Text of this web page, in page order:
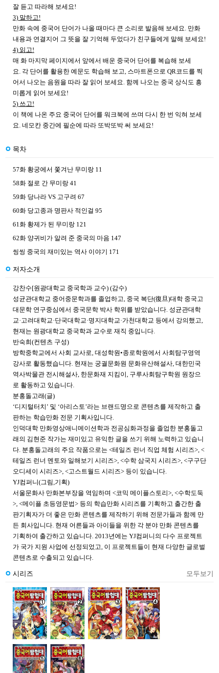
잘 듣고 따라해 보세요!
3) 말하고!
만화 속에 중국어 단어가 나올 때마다 큰 소리로 발음해 보세요. 만화
내용과 연결지어 그 뜻을 잘 기억해 두었다가 친구들에게 말해 보세요!
4) 읽고!
매 화 마지막 페이지에서 앞에서 배운 중국어 단어를 복습해 보세
요. 각 단어를 활용한 예문도 학습해 보고, 스마트폰으로 QR코드를 찍
어서 나오는 음원을 따라 잘 읽어 보세요. 함께 나오는 중국 상식도 흥
미롭게 읽어 보세요!
5) 쓰고!
이 책에 나온 주요 중국어 단어를 워크북에 쓰며 다시 한 번 익혀 보세
요. 네모칸 중간에 필순에 따라 또박또박 써 보세요!
목차
57화 황궁에서 쫓겨난 무미랑 11
58화 절로 간 무미랑 41
59화 당나라 VS 고구려 67
60화 당고종과 명판사 적인걸 95
61화 황제가 된 무미랑 121
62화 양귀비가 알려 준 중국의 마음 147
씽씽 중국의 재미있는 역사 이야기 171
저자소개
강찬수[원광대학교 중국학과 교수) (감수)
성균관대학교 중어중문학과를 졸업하고, 중국 복단(復旦)대학 중국고
대문학 연구중심에서 중국문학 박사 학위를 받았습니다. 성균관대학
교·고려대학교·단국대학교·명지대학교·가천대학교 등에서 강의했고,
현재는 원광대학교 중국학과 교수로 재직 중입니다.
반숙희(컨텐츠 구성)
방학중학교에서 사회 교사로, 대성학원•종로학원에서 사회탐구영역
강사로 활동했습니다. 현재는 궁궐문화원 문화유산해설사, 대한민국
역사박물관 전시해설사, 한문화재 지킴이, 구루사회탐구학원 원장으
로 활동하고 있습니다.
분홍돌고래(글)
‘디지털터치’ 및 ‘아리스토’라는 브랜드명으로 콘텐츠를 제작하고 출
판하는 학습만화 전문 기획사입니다.
인덕대학 만화영상애니메이션학과 전공심화과정을 졸업한 분홍돌고
래의 김현준 작가는 재미있고 유익한 글을 쓰기 위해 노력하고 있습니
다. 분홍돌고래의 주요 작품으로는 <테일즈 런너 직업 체험 시리즈>, <
테일즈 런너 멘토와 일해보기 시리즈>, <수학 삼국지 시리즈>, <구구단
오디세이 시리즈>, <고스트월드 시리즈> 등이 있습니다.
YJ컴퍼니(그림,기획)
서울문화사 만화본부장을 역임하며 <코믹 메이플스토리>, <수학도둑
>, <메이플 초등영문법> 등의 학습만화 시리즈를 기획하고 출간한 출
판기획자가 더 좋은 만화 콘텐츠를 제작하기 위해 전문가들과 함께 만
든 회사입니다. 현재 어른들과 아이들을 위한 각 분야 만화 콘텐츠를
기획하여 출간하고 있습니다. 2013년에는 YJ컴퍼니의 다수 프로젝트
가 국가 지원 사업에 선정되었고, 이 프로젝트들이 현재 다양한 글로벌
콘텐츠로 수출되고 있습니다.
시리즈 모두보기